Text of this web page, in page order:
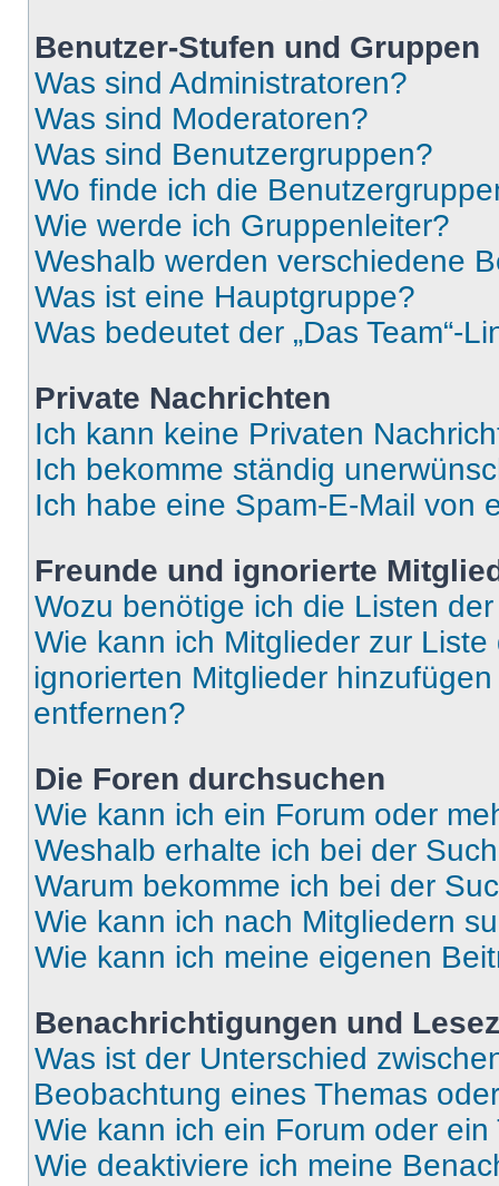
Benutzer-Stufen und Gruppen
Was sind Administratoren?
Was sind Moderatoren?
Was sind Benutzergruppen?
Wo finde ich die
Wie werde ich Gruppenleiter?
Weshalb werden verschiedene
Was ist eine Hauptgruppe?
Was bedeutet der „Das Team“-
Private Nachrichten
Ich kann keine Privaten
Ich bekomme ständig
Ich habe eine Spam-E-Mail von
Freunde und ignorierte
Wozu benötige ich die Listen
Wie kann ich Mitglieder zur
ignorierten Mitglieder
entfernen?
Die Foren durchsuchen
Wie kann ich ein Forum oder
Weshalb erhalte ich bei der
Warum bekomme ich bei der
Wie kann ich nach Mitgliedern
Wie kann ich meine eigenen
Benachrichtigungen und
Was ist der Unterschied
Beobachtung eines Themas
Wie kann ich ein Forum oder
Wie deaktiviere ich meine